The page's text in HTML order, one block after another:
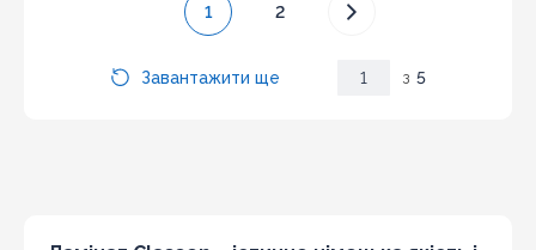
Завантажити ще
1 2
1 з 5